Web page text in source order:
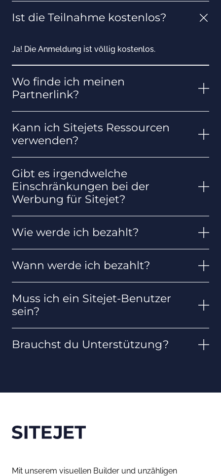
Ist die Teilnahme kostenlos?
Ja! Die Anmeldung ist völlig kostenlos.
Wo finde ich meinen
Partnerlink?
Kann ich Sitejets Ressourcen
verwenden?
Gibt es irgendwelche
Einschränkungen bei der
Werbung für Sitejet?
Wie werde ich bezahlt?
Wann werde ich bezahlt?
Muss ich ein Sitejet-Benutzer
sein?
Brauchst du Unterstützung?
Mit unserem visuellen Builder und unzähligen